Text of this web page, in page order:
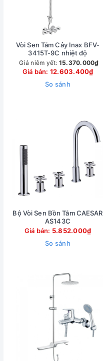
Vòi Sen Tắm Cây Inax BFV-
3415T-9C nhiệt độ
Giá niêm yết: 15.370.000₫
Giá bán: 12.603.400₫
So sánh
Bộ Vòi Sen Bồn Tắm CAESAR
AS143C
Giá bán: 5.852.000₫
So sánh